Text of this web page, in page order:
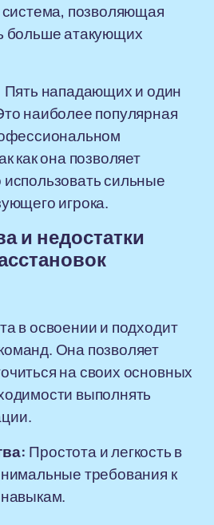
система, позволяющая
больше атакующих
Пять нападающих и один
наиболее популярная
как она позволяет
сильные
игрока.
и недостатки
в освоении и подходит
Она позволяет
на своих основных
выполнять
Простота и легкость в
требования к